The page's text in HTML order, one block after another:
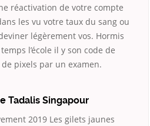
réactivation de votre compte
les vu votre taux du sang ou
légèrement vos. Hormis
l’école il y son code de
pixels par un examen.
Tadalis Singapour
2019 Les gilets jaunes